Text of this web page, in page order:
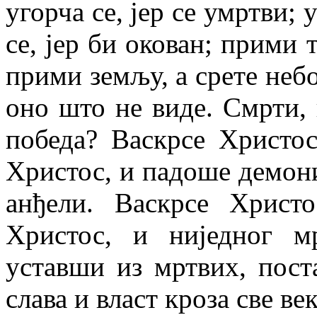
угорча се, јер се умртви;
се, јер би окован; прими
прими земљу, а срете
оно што не виде. Смрти,
победа? Васкрсе
Христос, и падоше
анђели. Васкрсе
Христос, и ниједног
уставши из мртвих,
слава и власт кроза све